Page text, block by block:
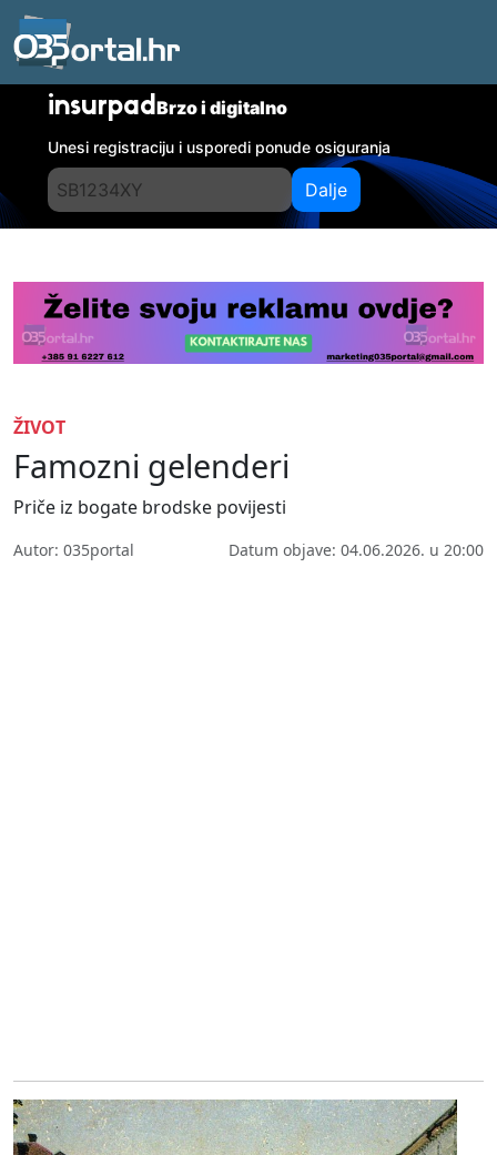
insurpadBrzo i digitalno
Unesi registraciju i usporedi ponude osiguranja
Dalje
ŽIVOT
Famozni gelenderi
Priče iz bogate brodske povijesti
Autor: 035portal Datum objave: 04.06.2026. u 20:00